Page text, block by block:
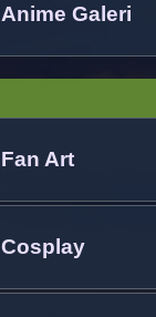
Anime Galeri
Fan Art
Cosplay